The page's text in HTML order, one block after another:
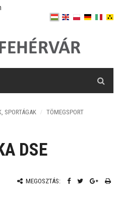
SPORTÁGAK
TÖMEGSPORT
DSE
MEGOSZTÁS: